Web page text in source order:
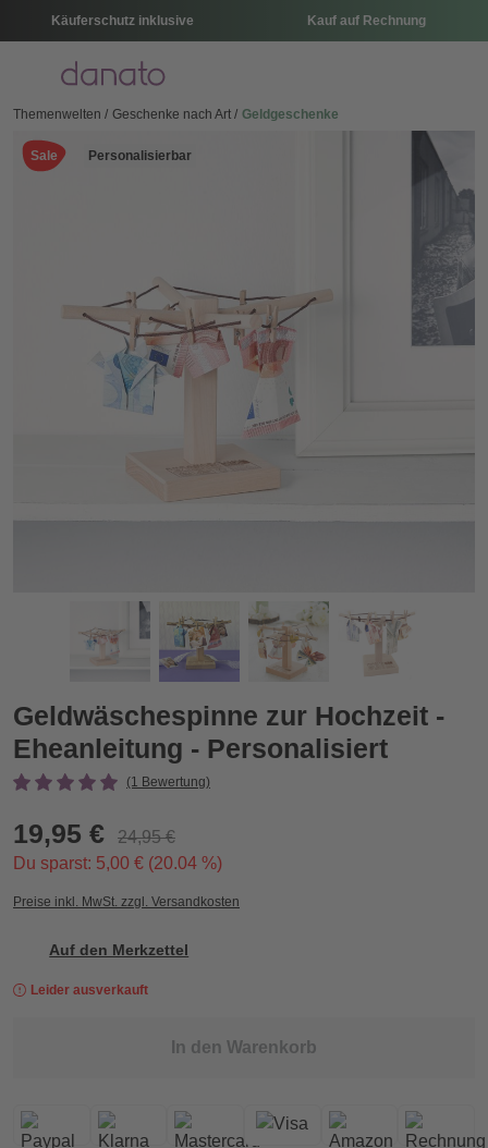
Käuferschutz inklusive Kauf auf Rechnung
Menü
Themenwelten Geschenke nach Art Geldgeschenke
Sale Personalisierbar
Geldwäschespinne zur Hochzeit - Eheanleitung -
Zurück
Geldwäschespinne zur Hochzeit -
Eheanleitung - Personalisiert
(1 Bewertung)
19,95 €
24,95 €
Du sparst: 5,00 € (20.04 %)
Preise inkl. MwSt. zzgl. Versandkosten
Auf den Merkzettel
Leider ausverkauft
In den Warenkorb